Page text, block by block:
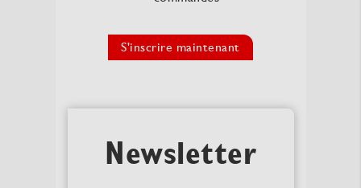
Newsletter
S'inscrire maintenant